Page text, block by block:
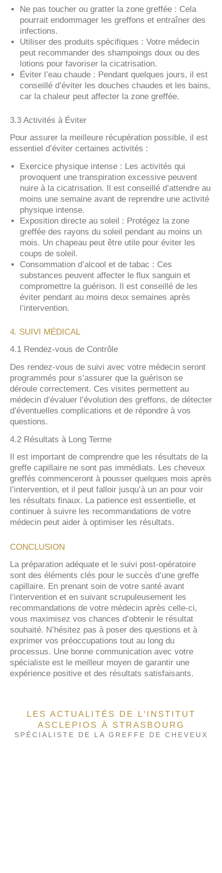
Ne pas toucher ou gratter la zone greffée : Cela
pourrait endommager les greffons et entraîner des
infections.
Utiliser des produits spécifiques : Votre médecin
peut recommander des shampoings doux ou des
lotions pour favoriser la cicatrisation.
Éviter l’eau chaude : Pendant quelques jours, il est
conseillé d’éviter les douches chaudes et les bains,
car la chaleur peut affecter la zone greffée.
3.3 Activités à Éviter
Pour assurer la meilleure récupération possible, il est
essentiel d’éviter certaines activités :
Exercice physique intense : Les activités qui
provoquent une transpiration excessive peuvent
nuire à la cicatrisation. Il est conseillé d’attendre au
moins une semaine avant de reprendre une activité
physique intense.
Exposition directe au soleil : Protégez la zone
greffée des rayons du soleil pendant au moins un
mois. Un chapeau peut être utile pour éviter les
coups de soleil.
Consommation d’alcool et de tabac : Ces
substances peuvent affecter le flux sanguin et
compromettre la guérison. Il est conseillé de les
éviter pendant au moins deux semaines après
l’intervention.
4. SUIVI MÉDICAL
4.1 Rendez-vous de Contrôle
Des rendez-vous de suivi avec votre médecin seront
programmés pour s’assurer que la guérison se
déroule correctement. Ces visites permettent au
médecin d’évaluer l’évolution des greffons, de détecter
d’éventuelles complications et de répondre à vos
questions.
4.2 Résultats à Long Terme
Il est important de comprendre que les résultats de la
greffe capillaire ne sont pas immédiats. Les cheveux
greffés commenceront à pousser quelques mois après
l’intervention, et il peut falloir jusqu’à un an pour voir
les résultats finaux. La patience est essentielle, et
continuer à suivre les recommandations de votre
médecin peut aider à optimiser les résultats.
CONCLUSION
La préparation adéquate et le suivi post-opératoire
sont des éléments clés pour le succès d’une greffe
capillaire. En prenant soin de votre santé avant
l’intervention et en suivant scrupuleusement les
recommandations de votre médecin après celle-ci,
vous maximisez vos chances d’obtenir le résultat
souhaité. N’hésitez pas à poser des questions et à
exprimer vos préoccupations tout au long du
processus. Une bonne communication avec votre
spécialiste est le meilleur moyen de garantir une
expérience positive et des résultats satisfaisants.
LES ACTUALITÉS DE L'INSTITUT
ASCLEPIOS À STRASBOURG
SPÉCIALISTE DE LA GREFFE DE CHEVEUX